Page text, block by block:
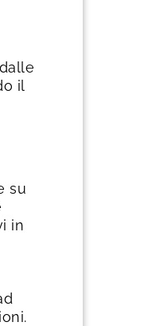
il
su
in